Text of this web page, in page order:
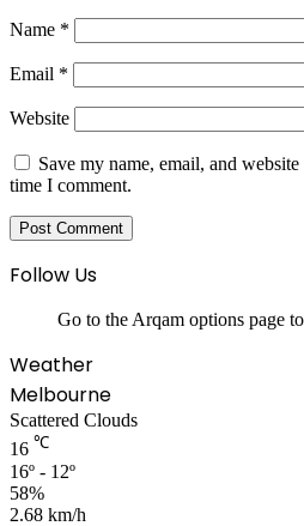
Name *
Email *
Website
Save my name, email, and
time I comment.
Follow Us
Go to the Arqam options page
Weather
Melbourne
Scattered Clouds
16 ℃
16º - 12º
58%
2.68 km/h